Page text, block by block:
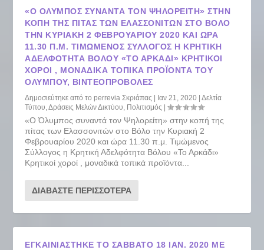
«Ο ΌΛΥΜΠΟΣ ΣΥΝΑΝΤΆ ΤΟΝ ΨΗΛΟΡΕΊΤΗ» ΣΤΗΝ
ΚΟΠΉ ΤΗΣ ΠΊΤΑΣ ΤΩΝ ΕΛΑΣΣΟΝΙΤΏΝ ΣΤΟ ΒΌΛΟ
ΤΗΝ ΚΥΡΙΑΚΉ 2 ΦΕΒΡΟΥΑΡΊΟΥ 2020 ΚΑΙ ΏΡΑ
11.30 Π.Μ. ΤΙΜΏΜΕΝΟΣ ΣΎΛΛΟΓΟΣ Η ΚΡΗΤΙΚΉ
ΑΔΕΛΦΌΤΗΤΑ ΒΌΛΟΥ «ΤΟ ΑΡΚΆΔΙ» ΚΡΗΤΙΚΟΊ
ΧΟΡΟΊ , ΜΟΝΑΔΙΚΆ ΤΟΠΙΚΆ ΠΡΟΪΌΝΤΑ ΤΟΥ
ΟΛΎΜΠΟΥ, ΒΙΝΤΕΟΠΡΟΒΟΛΈΣ
Δημοσιεύτηκε από τοperrevia Σκριάπας | Ιαν 21, 2020 |Δελτία
Τύπου ,Δράσεις Μελών Δικτύου Πολιτισμός |
«Ο Όλυμπος συναντά τον Ψηλορείτη» στην κοπή της
πίτας των Ελασσονιτών στο Βόλο την Κυριακή 2
Φεβρουαρίου 2020 και ώρα 11.30 π.μ. Τιμώμενος
Σύλλογος η Κρητική Αδελφότητα Βόλου «Το Αρκάδι»
Κρητικοί χοροί , μοναδικά τοπικά προϊόντα...
ΔΙΑΒΆΣΤΕ ΠΕΡΙΣΣΌΤΕΡΑ
ΕΓΚΑΙΝΙΆΣΤΗΚΕ ΤΟ ΣΆΒΒΑΤΟ 18 ΙΑΝ. 2020 ΜΕ